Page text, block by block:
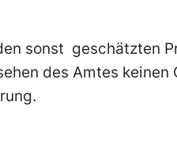
sonst geschätzten
des Amtes keinen